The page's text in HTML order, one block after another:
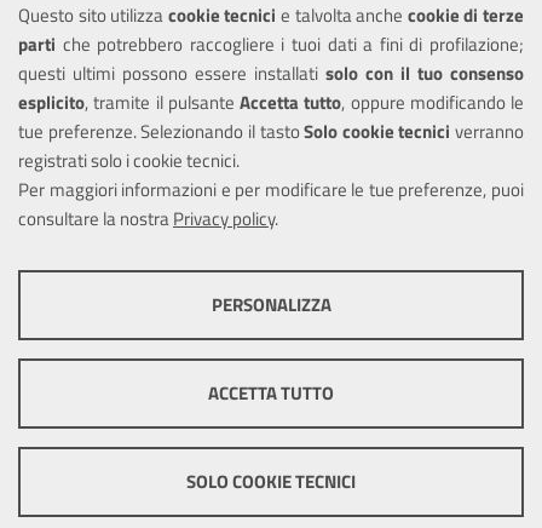
Questo sito utilizzacookie tecnicie talvolta anche cookie di terze
parti che potrebbero raccogliere i tuoi dati a fini di profilazione;
questi ultimi possono essere installati solo con il tuo consenso
esplicito, tramite il pulsante Accetta tutto, oppure modificando le
tue preferenze. Selezionando il tastoSolo cookie tecnici verranno
registrati solo i cookie tecnici.
Per maggiori informazioni e per modificare le tue preferenze, puoi
consultare la nostraPrivacy policy.
ottimale per ogni utente. Essi non raccolgono i tuoi dati e le tue
informazioni di navigazione per scopi di marketing e profilazione, e
pertanto possono essere utilizzati senza bisogno di acquisire il tuo
Mostra altre informazioni
PERSONALIZZA
ACCETTA TUTTO
SOLO COOKIE TECNICI
Amministrazione trasparente
Informativa privacy
Note legali
Piano di miglioramento del sito
Dichiarazione di accessibilità
Mappa del sito
Cookie